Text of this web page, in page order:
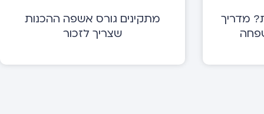
מדריך
מתקינים גורס אשפה ההכנות
שצריך לזכור